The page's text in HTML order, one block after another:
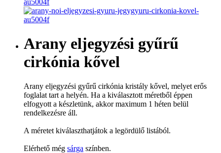
Arany eljegyzési gyűrű
cirkónia kővel
Arany eljegyzési gyűrű cirkónia kristály kővel, melyet erős
foglalat tart a helyén. Ha a kiválasztott méretből éppen
elfogyott a készletünk, akkor maximum 1 héten belül
rendelkezésre áll.
A méretet kiválaszthatjátok a legördülő listából.
Elérhető még sárga színben.